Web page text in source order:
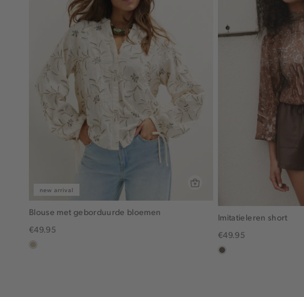
new arrival
Blouse met geborduurde bloemen
€49.95
lichtzand
Imitatieleren short
€49.95
middenbruin